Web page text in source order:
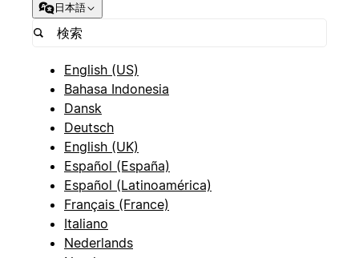
日本語
English (US)
Bahasa Indonesia
Dansk
Deutsch
English (UK)
Español (España)
Español (Latinoamérica)
Français (France)
Italiano
Nederlands